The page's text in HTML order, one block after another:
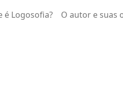
é Logosofia? O autor e suas